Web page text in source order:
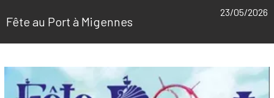
Fête au Port à Migennes
23/05/2026